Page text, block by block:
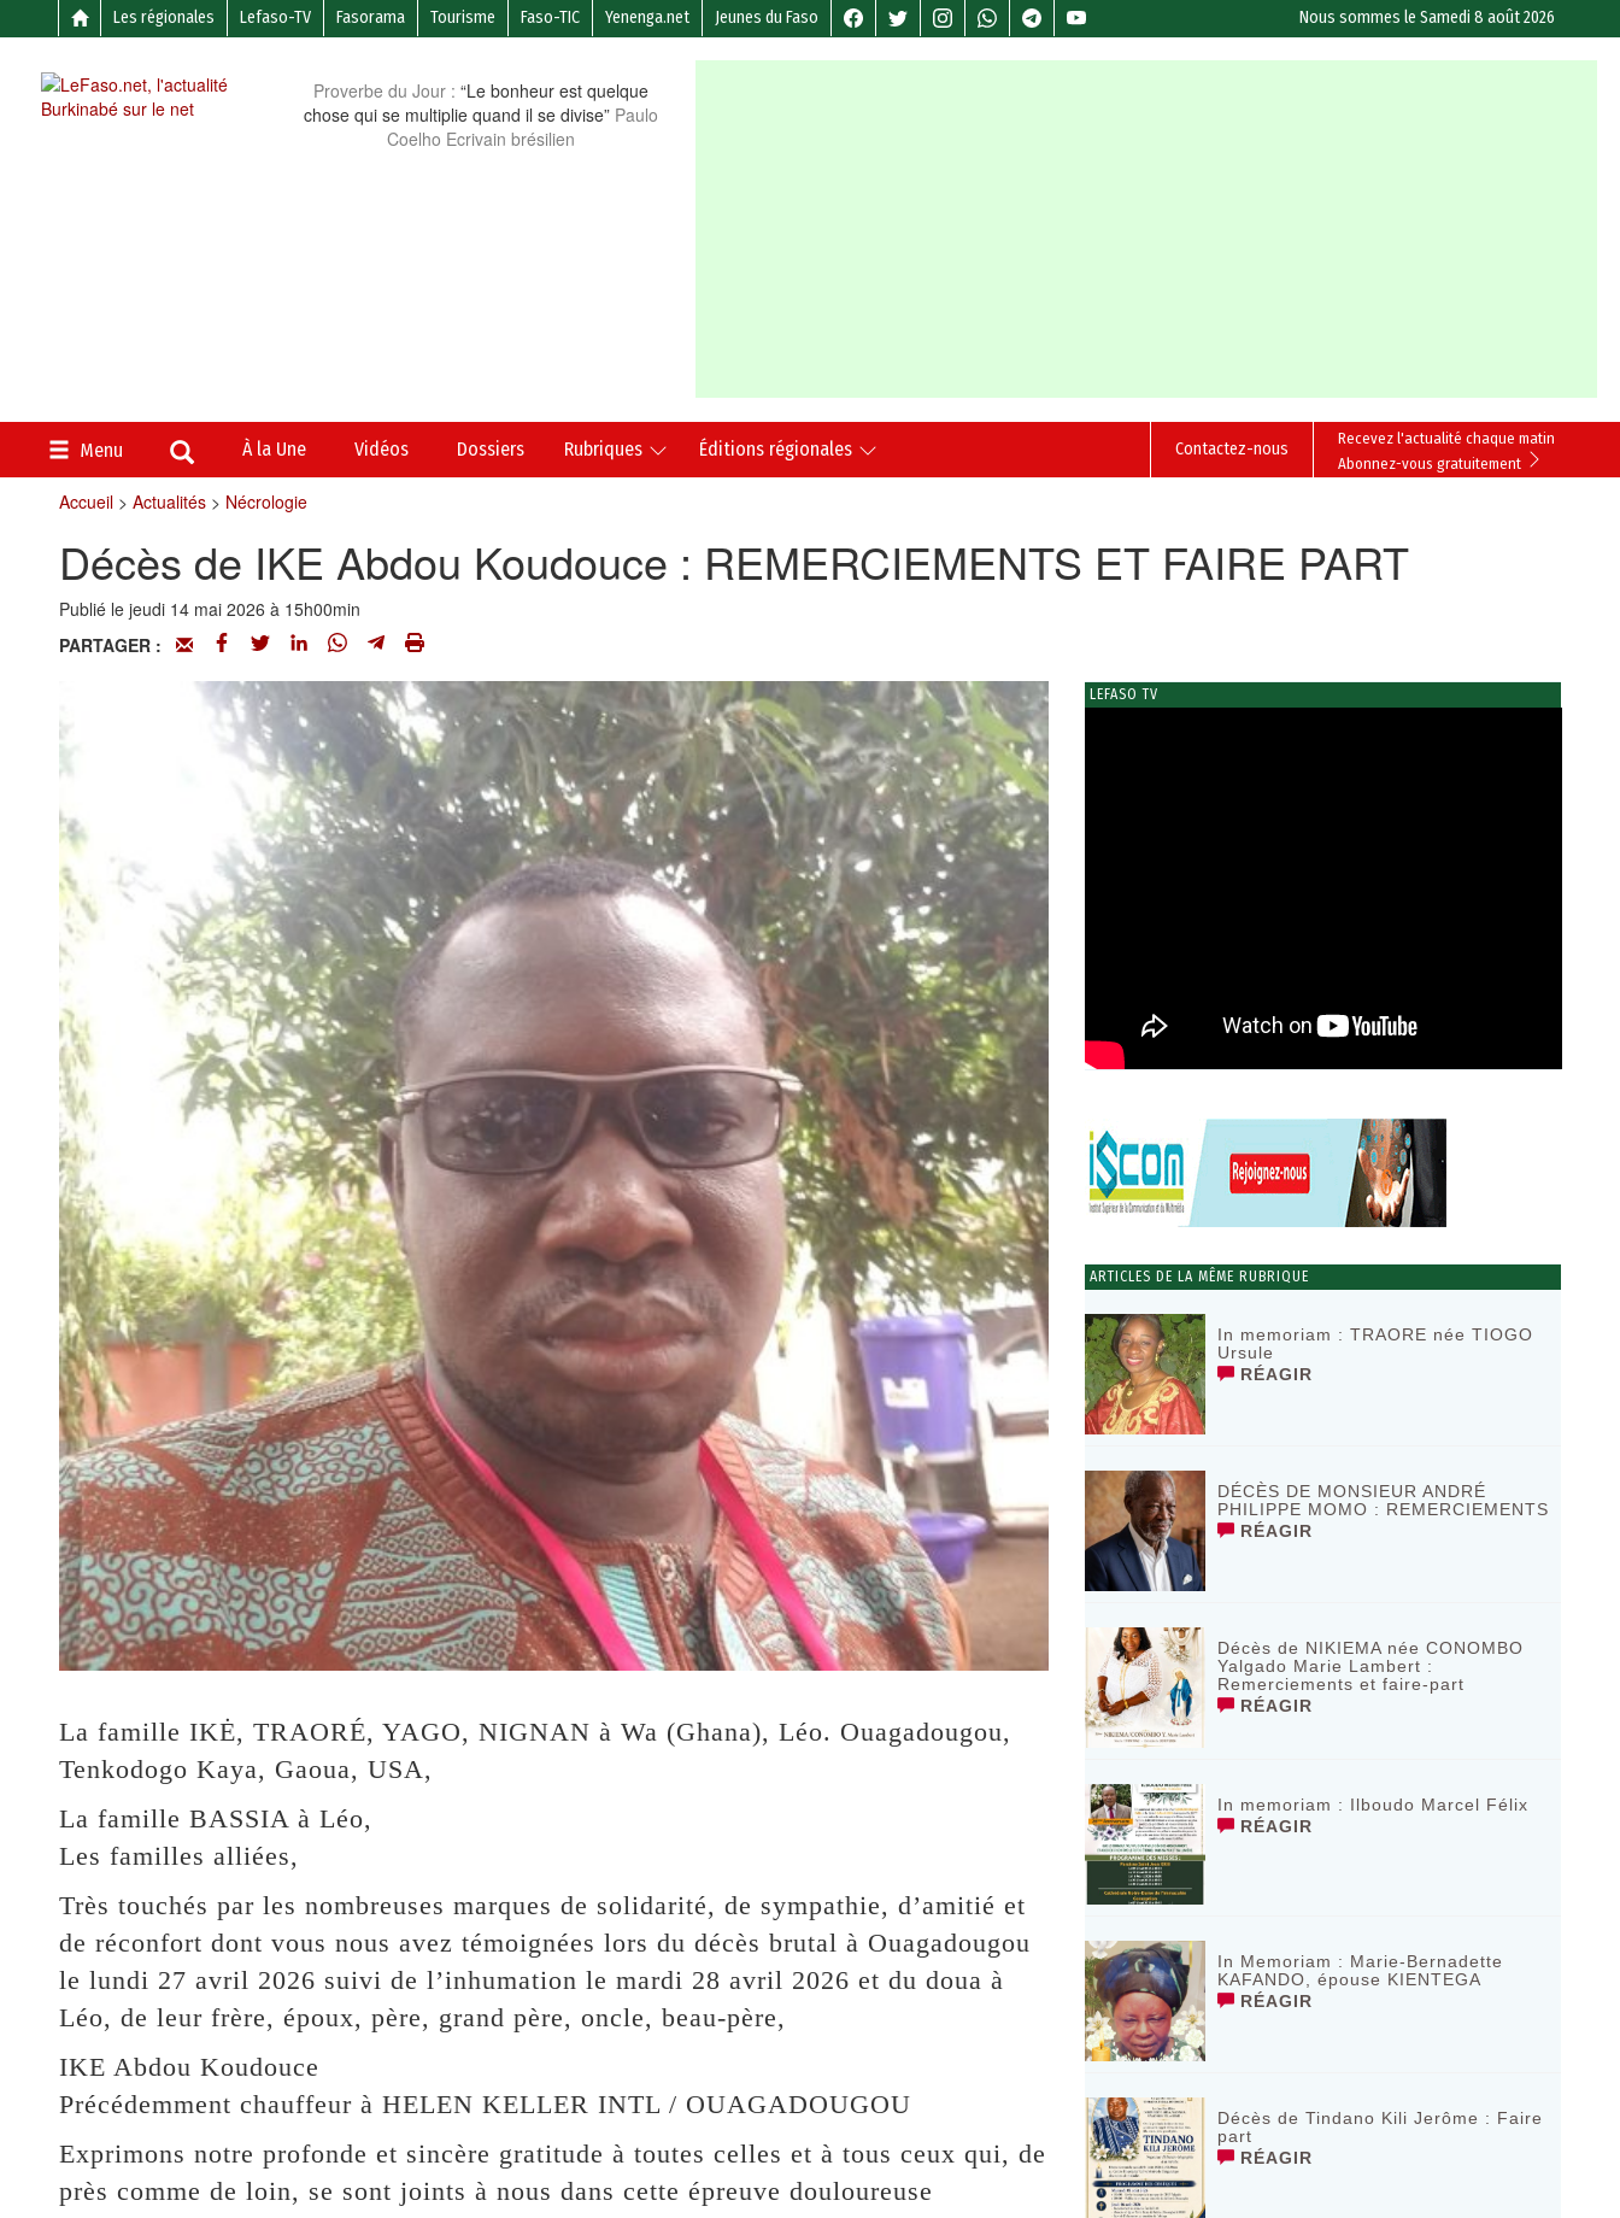
Les régionales Lefaso-TV Fasorama Tourisme Faso-TIC Yenenga.net Jeunes du Faso Nous sommes leSamedi 8 août 2026
Proverbe du Jour : “Le bonheur est quelque
chose qui se multiplie quand il se divise” Paulo
Coelho Ecrivain brésilien
Menu À la Une Vidéos Dossiers Rubriques Éditions régionales
Recevez l'actualité chaque matin
Abonnez-vous gratuitement
Contactez-nous
Accueil> Actualités> Nécrologie
Décès de IKE Abdou Koudouce : REMERCIEMENTS ET FAIRE PART
Publié le jeudi 14 mai 2026 à 15h00min
PARTAGER :
La famille IKĖ, TRAORÉ, YAGO, NIGNAN à Wa (Ghana), Léo. Ouagadougou,
Tenkodogo Kaya, Gaoua, USA,
La famille BASSIA à Léo,
Les familles alliées,
Très touchés par les nombreuses marques de solidarité, de sympathie, d’amitié et
de réconfort dont vous nous avez témoignées lors du décès brutal à Ouagadougou
le lundi 27 avril 2026 suivi de l’inhumation le mardi 28 avril 2026 et du doua à
Léo, de leur frère, époux, père, grand père, oncle, beau-père,
IKE Abdou Koudouce
Précédemment chauffeur à HELEN KELLER INTL / OUAGADOUGOU
Exprimons notre profonde et sincère gratitude à toutes celles et à tous ceux qui, de
près comme de loin, se sont joints à nous dans cette épreuve douloureuse
LEFASO TV
ARTICLES DE LA MÊME RUBRIQUE
In memoriam : TRAORE née TIOGO
Ursule
RÉAGIR
DÉCÈS DE MONSIEUR ANDRÉ
PHILIPPE MOMO : REMERCIEMENTS
RÉAGIR
Décès de NIKIEMA née CONOMBO
Yalgado Marie Lambert :
Remerciements et faire-part
RÉAGIR
In memoriam : Ilboudo Marcel Félix
RÉAGIR
In Memoriam : Marie-Bernadette
KAFANDO, épouse KIENTEGA
RÉAGIR
Décès de Tindano Kili Jerôme : Faire
part
RÉAGIR